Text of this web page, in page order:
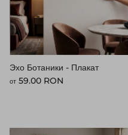
Эхо Ботаники - Плакат
Стандартная цена
от 59.00 RON